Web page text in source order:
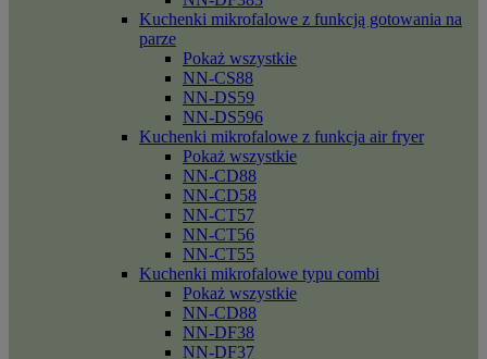
Kuchenki mikrofalowe z funkcją gotowania na
parze
Pokaż wszystkie
NN-CS88
NN-DS59
NN-DS596
Kuchenki mikrofalowe z funkcja air fryer
Pokaż wszystkie
NN-CD88
NN-CD58
NN-CT57
NN-CT56
NN-CT55
Kuchenki mikrofalowe typu combi
Pokaż wszystkie
NN-CD88
NN-DF38
NN-DF37